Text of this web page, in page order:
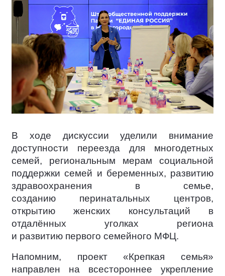
В ходе дискуссии уделили внимание
доступности переезда для многодетных
семей, региональным мерам социальной
поддержки семей и беременных, развитию
здравоохранения в семье,
созданию перинатальных центров,
открытию женских консультаций в
отдалённых уголках региона
и развитию первого семейного МФЦ.
Напомним, проект «Крепкая семья»
направлен на всестороннее укрепление